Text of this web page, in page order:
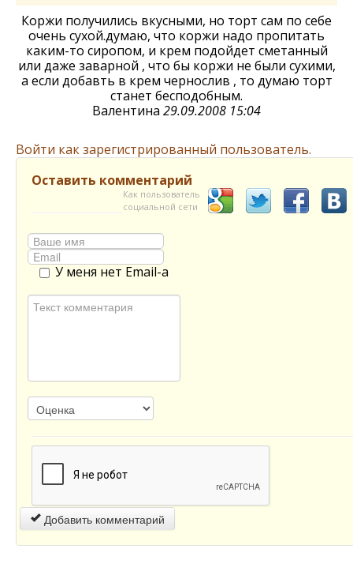
Коржи получились вкусными, но торт сам по себе
очень сухой.думаю, что коржи надо пропитать
каким-то сиропом, и крем подойдет сметанный
или даже заварной , что бы коржи не были сухими,
а если добавть в крем чернослив , то думаю торт
станет бесподобным.
Валентина 29.09.2008 15:04
Войти как зарегистрированный пользователь.
Оставить комментарий
Как пользователь
социальной сети
У меня нет Email-а
Добавить комментарий